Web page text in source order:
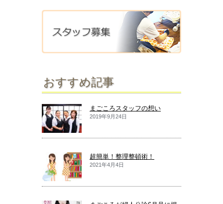
おすすめ記事
まごころスタッフの想い
2019年9月24日
超簡単！整理整頓術！
2021年4月4日